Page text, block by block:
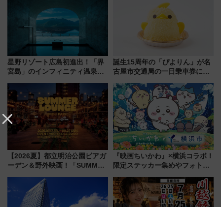
星野リゾート広島初進出！「界
宮島」のインフィニティ温泉と
宿泊料金・アクセスは？（2026
年7月23日開業）
誕生15周年の「ぴよりん」が名
古屋市交通局の一日乗車券に！
定1万5000枚】
【2026夏】都立明治公園ビアガ
ーデン＆野外映画！「SUMMER
ケジュール 夜風とビール、映画
を満喫！
『映画ちいかわ』×横浜コラボ！
限定ステッカー集めやフォトス
いを満喫しよう（花火鑑賞会応
募は7/12まで！）